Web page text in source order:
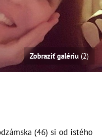
Zobraziť galériu (2)
(46) si od istého